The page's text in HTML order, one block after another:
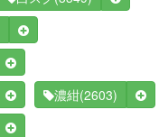
濃紺(2603)